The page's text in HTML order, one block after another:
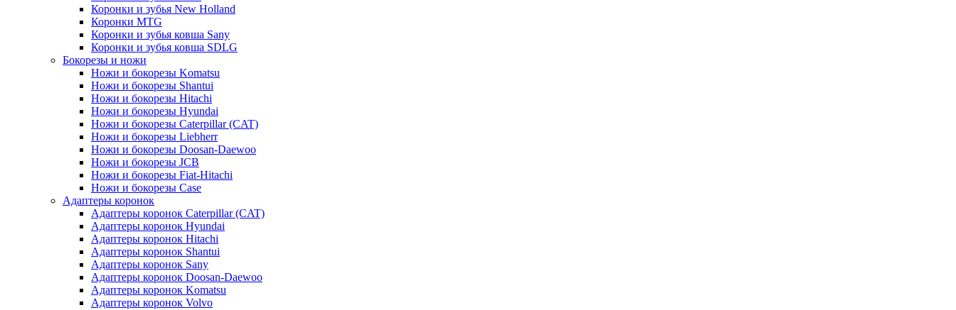
Коронки и зубья New Holland
Коронки MTG
Коронки и зубья ковша Sany
Коронки и зубья ковша SDLG
Бокорезы и ножи
Ножи и бокорезы Komatsu
Ножи и бокорезы Shantui
Ножи и бокорезы Hitachi
Ножи и бокорезы Hyundai
Ножи и бокорезы Caterpillar (CAT)
Ножи и бокорезы Liebherr
Ножи и бокорезы Doosan-Daewoo
Ножи и бокорезы JCB
Ножи и бокорезы Fiat-Hitachi
Ножи и бокорезы Case
Адаптеры коронок
Адаптеры коронок Caterpillar (CAT)
Адаптеры коронок Hyundai
Адаптеры коронок Hitachi
Адаптеры коронок Shantui
Адаптеры коронок Sany
Адаптеры коронок Doosan-Daewoo
Адаптеры коронок Komatsu
Адаптеры коронок Volvo